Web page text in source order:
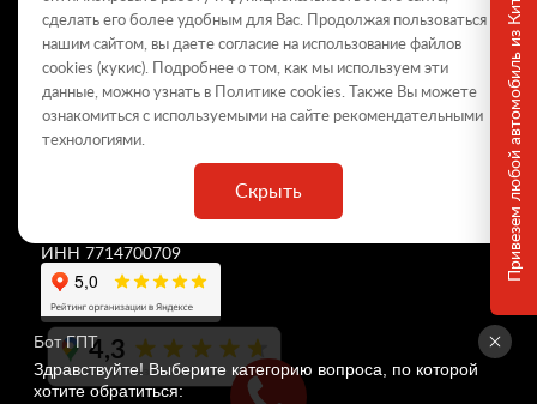
Привезем любой автомобиль из Китая
© 2009–2026
Данный интернет-сайт носит информационный характер и не
является публичной офертой, определяемой положениями Статьи
437 ГК РФ. Для получения подробной информации обращайтесь в
дилерские центры.
БорисХоф Холдинг»
ИНН 7714700709
4,3
сделать его более удобным для Вас. Продолжая пользоваться
нашим сайтом, вы даете согласие на использование файлов
cookies (кукиc). Подробнее о том, как мы используем эти
данные, можно узнать в Политикеcookies. Также Вы можете
ознакомиться с используемыми на сайте рекомендательными
технологиями.
Скрыть
Бот ГПТ
Здравствуйте! Выберите категорию вопроса, по которой
хотите обратиться: